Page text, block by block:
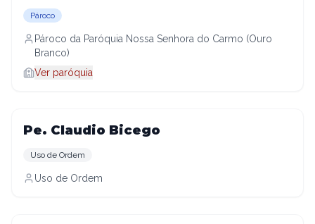
Pároco
Pároco da Paróquia Nossa Senhora do Carmo (Ouro
Branco)
Ver paróquia
Pe. Claudio Bicego
Uso de Ordem
Uso de Ordem